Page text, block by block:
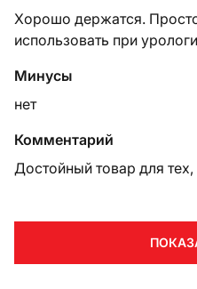
Хорошо держатся.
использовать при
Минусы
нет
Комментарий
Достойный товар для